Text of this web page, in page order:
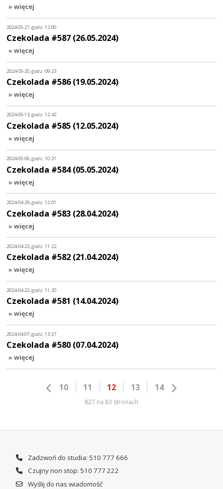
» więcej
2024-05-27, godz. 12:00
Czekolada #587 (26.05.2024)
» więcej
2024-05-20, godz. 09:23
Czekolada #586 (19.05.2024)
» więcej
2024-05-13, godz. 12:42
Czekolada #585 (12.05.2024)
» więcej
2024-05-06, godz. 10:21
Czekolada #584 (05.05.2024)
» więcej
2024-04-29, godz. 12:01
Czekolada #583 (28.04.2024)
» więcej
2024-04-22, godz. 11:22
Czekolada #582 (21.04.2024)
» więcej
2024-04-22, godz. 11:20
Czekolada #581 (14.04.2024)
» więcej
2024-04-07, godz. 13:57
Czekolada #580 (07.04.2024)
» więcej
10 11 12 13 14
827 na 83 stronach
Zadzwoń do studia: 510 777 666
Czujny non stop: 510 777 222
Wyślij do nas wiadomość